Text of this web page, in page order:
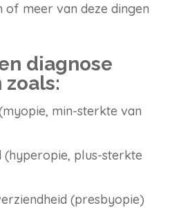
meer van deze dingen
diagnose
min-sterkte van
(hyperopie, plus-sterkte
(presbyopie)